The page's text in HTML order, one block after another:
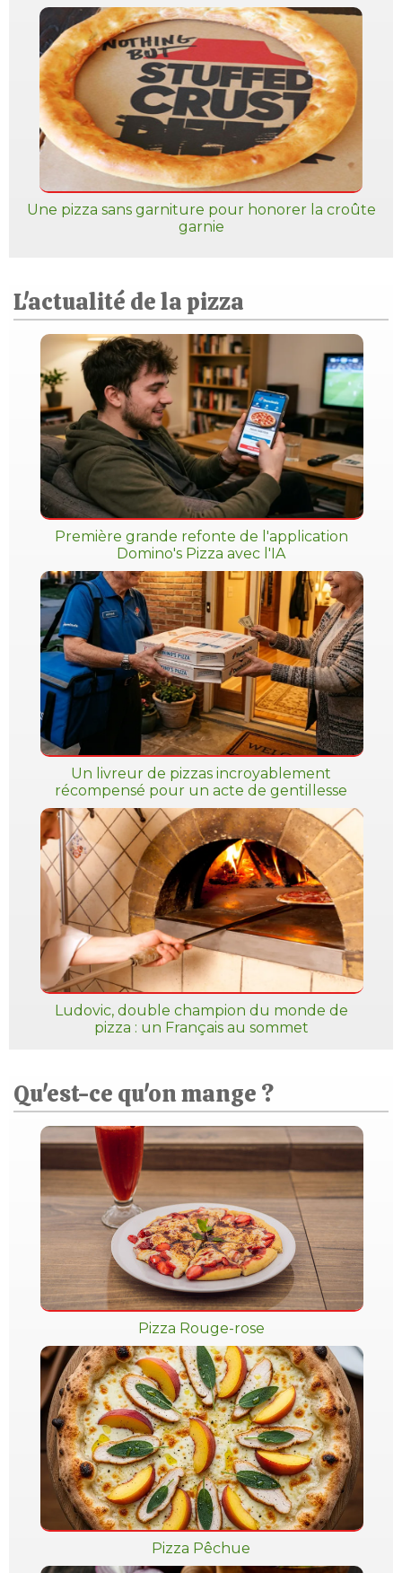
Une pizza sans garniture pour honorer la croûte
garnie
L'actualité de la pizza
Première grande refonte de l'application
Domino's Pizza avec l'IA
Un livreur de pizzas incroyablement
récompensé pour un acte de gentillesse
Ludovic, double champion du monde de
pizza : un Français au sommet
Qu'est-ce qu'on mange ?
Pizza Rouge-rose
Pizza Pêchue